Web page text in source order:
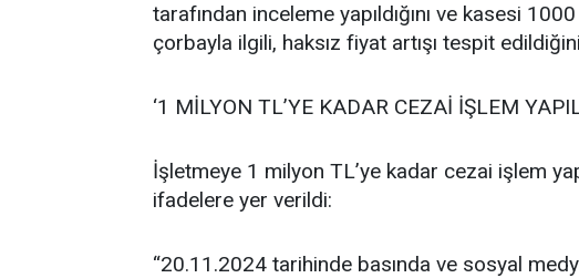
tarafından inceleme yapıldığını ve kasesi
çorbayla ilgili, haksız fiyat artışı tespit
‘1 MİLYON TL’YE KADAR CEZAİ İŞLEM
İşletmeye 1 milyon TL’ye kadar cezai işlem
ifadelere yer verildi:
“20.11.2024 tarihinde basında ve sosyal